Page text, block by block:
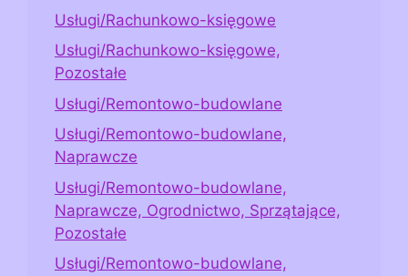
Usługi/Rachunkowo-księgowe
Usługi/Rachunkowo-księgowe,
Pozostałe
Usługi/Remontowo-budowlane
Usługi/Remontowo-budowlane,
Naprawcze
Usługi/Remontowo-budowlane,
Naprawcze, Ogrodnictwo, Sprzątające,
Pozostałe
Usługi/Remontowo-budowlane,